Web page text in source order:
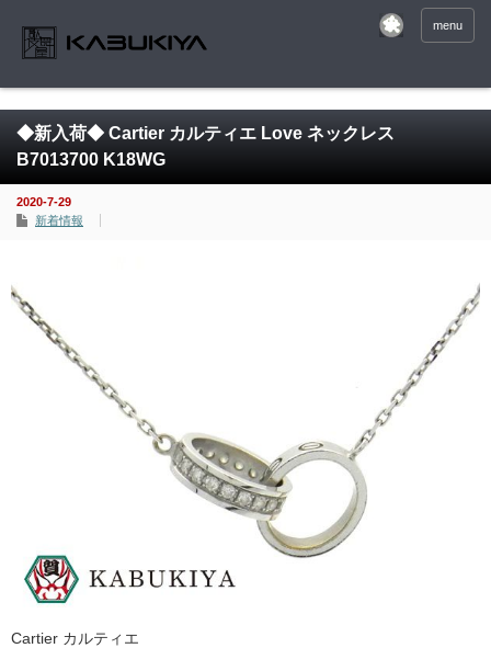
menu
◆新入荷◆ Cartier カルティエ Love ネックレス
B7013700 K18WG
2020-7-29
新着情報
Cartier カルティエ